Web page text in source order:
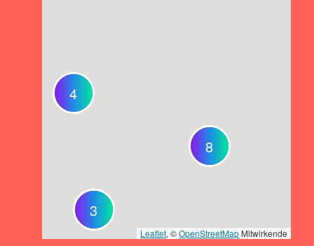
4
3
8
Leaflet, ©OpenStreetMap Mitwirkende